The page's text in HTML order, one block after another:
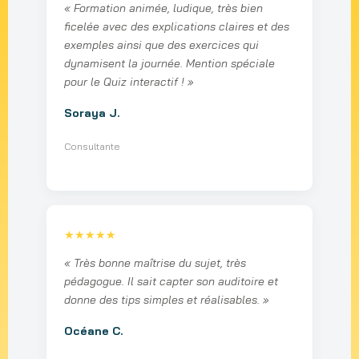
« Formation animée, ludique, très bien
ficelée avec des explications claires et des
exemples ainsi que des exercices qui
dynamisent la journée. Mention spéciale
pour le Quiz interactif ! »
Soraya J.
Consultante
★★★★★
« Très bonne maîtrise du sujet, très
pédagogue. Il sait capter son auditoire et
donne des tips simples et réalisables. »
Océane C.